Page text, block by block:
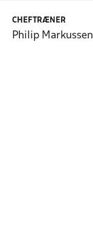
CHEFTRÆNER
Philip Markussen